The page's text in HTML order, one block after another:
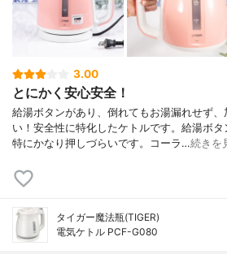
3.00
とにかく安心安全！
給湯ボタンがあり、倒れてもお湯漏れせず
い！安全性に特化したケトルです。給湯ボ
特にかなり押しづらいです。コーラ…続きを
タイガー魔法瓶(TIGER)
電気ケトル PCF-G080